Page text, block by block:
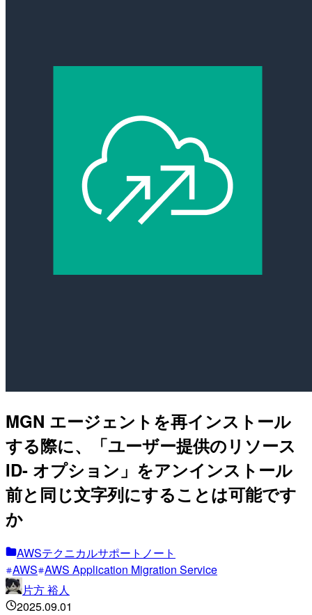
MGN エージェントを再インストール
する際に、「ユーザー提供のリソース
ID- オプション」をアンインストール
前と同じ文字列にすることは可能です
か
AWSテクニカルサポートノート
AWS AWS Application Migration Service
片方 裕人
2025.09.01